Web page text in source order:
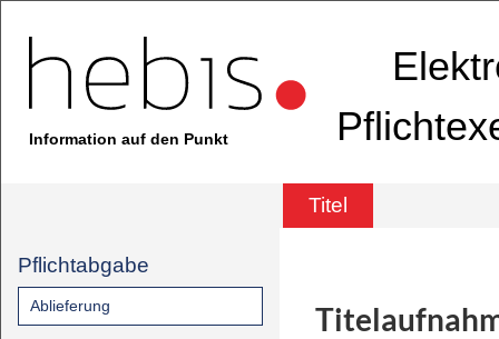
Information auf den Punkt
Titel
Pflichtabgabe
Ablieferung